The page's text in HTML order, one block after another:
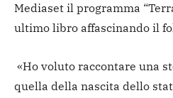
Mediaset il programma
ultimo libro affascinando il
«Ho voluto raccontare una
quella della nascita dello